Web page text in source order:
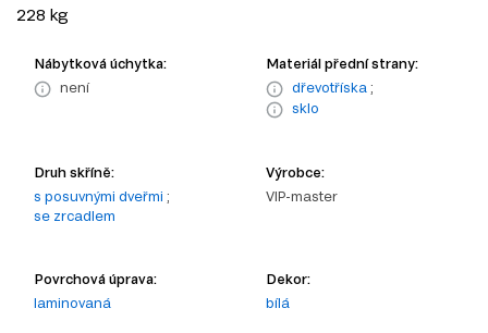
228 kg
Nábytková úchytka:
není
Materiál přední strany:
dřevotříska ;
sklo
Druh skříně:
s posuvnými dveřmi ;
se zrcadlem
Výrobce:
VIP-master
Povrchová úprava:
laminovaná
Dekor:
bílá